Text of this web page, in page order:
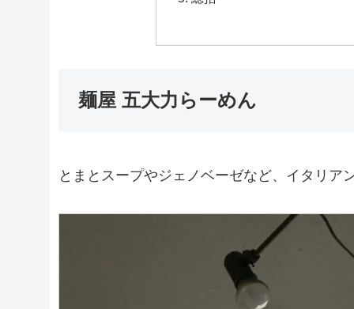
麺屋 五大力らーめん
とまとスープやジェノベーゼなど、イタリア